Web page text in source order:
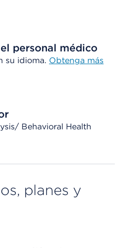
personal médico
su idioma. Obtenga más
Behavioral Health
planes y